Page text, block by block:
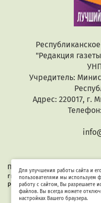
"Редакция
Учредитель:
Адрес: 220017, г.
Телефон:
При копировании или
гиперссылка обязательна.
Республики Беларусь «Об
Для улучшения работы сайта и
пользователями мы используем
работу с сайтом, Вы разрешаете
файлов. Вы всегда можете
настройках Вашего браузера.